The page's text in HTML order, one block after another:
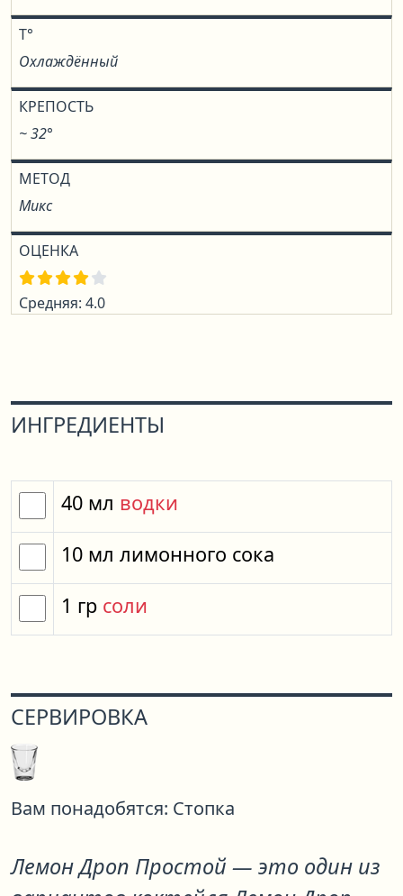
T°
Охлаждённый
КРЕПОСТЬ
~ 32°
МЕТОД
Микс
ОЦЕНКА
Средняя: 4.0
ИНГРЕДИЕНТЫ
40 мл водки
10 мл лимонного сока
1 гр соли
СЕРВИРОВКА
Вам понадобятся: Стопка
Лемон Дроп Простой— это один из